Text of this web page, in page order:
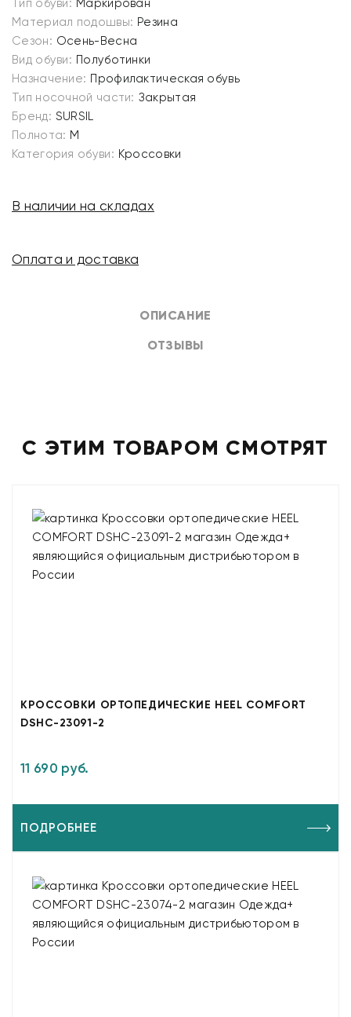
ОПИСАНИЕ
ОТЗЫВЫ
Тип обуви: Маркирован
Материал подошвы: Резина
Сезон: Осень-Весна
Вид обуви: Полуботинки
Назначение: Профилактическая обувь
Тип носочной части: Закрытая
Бренд: SURSIL
Полнота: M
Категория обуви: Кроссовки
В наличии на складах
Оплата и доставка
С ЭТИМ ТОВАРОМ СМОТРЯТ
КРОССОВКИ ОРТОПЕДИЧЕСКИЕ HEEL COMFORT
DSHC-23091-2
11 690 руб.
ПОДРОБНЕЕ